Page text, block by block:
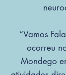
“Vamos
ocorreu
Mondego